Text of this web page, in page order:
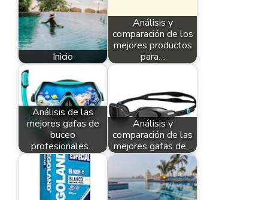
Inicio
Análisis y
comparación de los
mejores productos
para…
Análisis de las
mejores gafas de
buceo
profesionales…
Análisis y
comparación de las
mejores gafas de…